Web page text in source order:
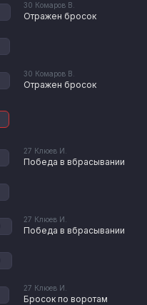
30 Комаров В.
Отражен бросок
30 Комаров В.
Отражен бросок
27 Клюев И.
Победа в вбрасывании
27 Клюев И.
Победа в вбрасывании
27 Клюев И.
Бросок по воротам